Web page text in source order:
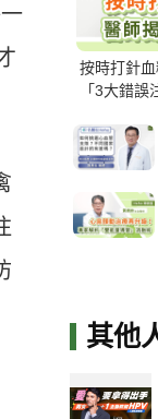
按時打針
「3大錯誤
其他